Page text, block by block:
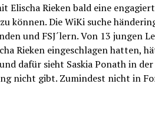
Elischa Rieken bald eine
können. Die WiKi suche
und FSJ´lern. Von 13 jungen
Rieken eingeschlagen hatten,
dafür sieht Saskia Ponath in
nicht gibt. Zumindest nicht in